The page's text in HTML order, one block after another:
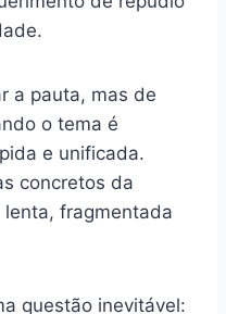
a pauta, mas de
o tema é
e unificada.
concretos da
fragmentada
questão inevitável: